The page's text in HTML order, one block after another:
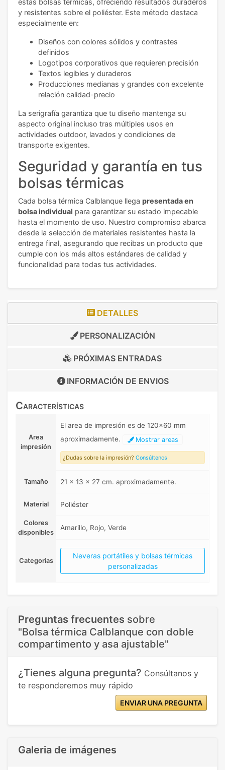
y resistentes sobre el poliéster. Este método destaca
especialmente en:
Diseños con colores sólidos y contrastes
definidos
Logotipos corporativos que requieren precisión
Textos legibles y duraderos
Producciones medianas y grandes con excelente
relación calidad-precio
La serigrafía garantiza que tu diseño mantenga su
aspecto original incluso tras múltiples usos en
actividades outdoor, lavados y condiciones de
transporte exigentes.
Seguridad y garantía en tus
bolsas térmicas
Cada bolsa térmica Calblanque llega presentada en
bolsa individual para garantizar su estado impecable
hasta el momento de uso. Nuestro compromiso abarca
desde la selección de materiales resistentes hasta la
entrega final, asegurando que recibas un producto que
cumple con los más altos estándares de calidad y
funcionalidad para todas tus actividades.
DETALLES
PERSONALIZACIÓN
PRÓXIMAS ENTRADAS
INFORMACIÓN DE ENVIOS
Características
Area
impresión
El area de impresión es de 120x60 mm
aproximadamente.
Mostrar areas
¿Dudas sobre la impresión? Consúltenos
Tamaño 21 x 13 x 27 cm. aproximadamente.
Material Poliéster
Colores
disponibles
Amarillo, Rojo, Verde
Categorias
Neveras portátiles y bolsas térmicas
personalizadas
Preguntas frecuentes sobre
"Bolsa térmica Calblanque con doble
compartimento y asa ajustable"
¿Tienes alguna pregunta? Consúltanos y
te responderemos muy rápido
ENVIAR UNA PREGUNTA
Galeria de imágenes